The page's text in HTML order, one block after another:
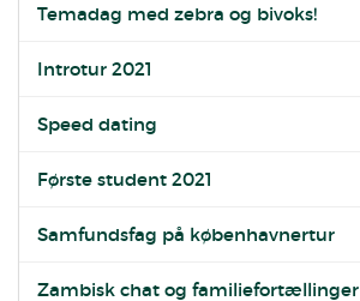
Temadag med zebra og bivoks!
Introtur 2021
Speed dating
Første student 2021
Samfundsfag på københavnertur
Zambisk chat og familiefortællinger